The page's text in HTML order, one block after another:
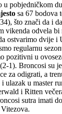
u pobjedničkom
sa 67 bodova
što znači da i
vikenda odvela bi
ostvarimo dvije i
regularnu
pozitivni u
1). Broncosi su
za odigrati, a
i ulazak u master
i Ritten
sutra imati